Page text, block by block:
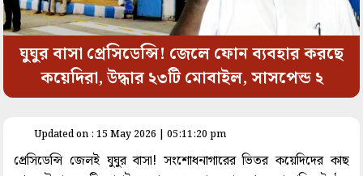
ঘুঘুর বাসা প্রেসিডেন্সি! জেলে ফোন ব্যবহার করছে
কয়েদিরা, উদ্ধার ২৩টি মোবাইল, সাসপেন্ড ২
Updated on : 15 May 2026 | 05:11:20 pm
প্রেসিডেন্সি জেলই ঘুঘুর বাসা! সংশোধনাগারের ভিতর কয়েদিদের কাছ